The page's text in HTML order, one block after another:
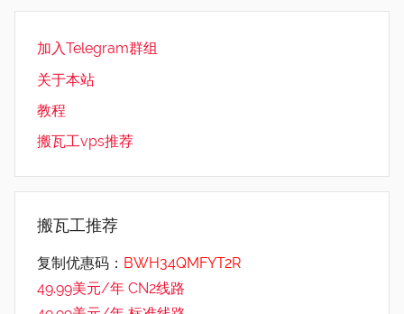
加入Telegram群组
关于本站
教程
搬瓦工vps推荐
搬瓦工推荐
复制优惠码： BWH34QMFYT2R
49.99美元/年 CN2线路